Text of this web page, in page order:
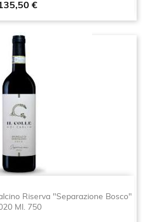
€
Riserva "Separazione Bosco"
Ml. 750